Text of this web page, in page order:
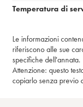
Temperatura di
Le informazioni
riferiscono alle sue
specifiche dell'annata.
Attenzione: questo
copiarlo senza previo